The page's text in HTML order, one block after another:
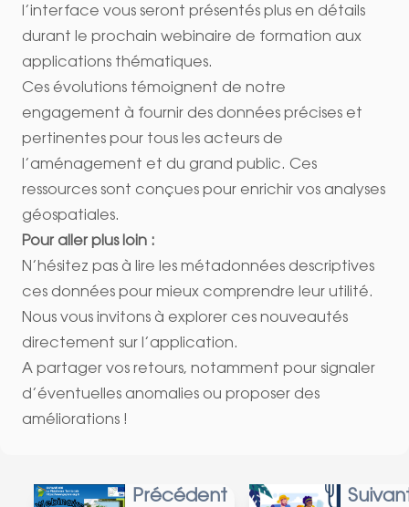
l’interface vous seront présentés plus en détails
durant le prochain webinaire de formation aux
applications thématiques.
Ces évolutions témoignent de notre
engagement à fournir des données précises et
pertinentes pour tous les acteurs de
l’aménagement et du grand public. Ces
ressources sont conçues pour enrichir vos analyses
géospatiales.
Pour aller plus loin :
N’hésitez pas à lire les métadonnées descriptives
ces données pour mieux comprendre leur utilité.
Nous vous invitons à explorer ces nouveautés
directement sur l’application.
A partager vos retours, notamment pour signaler
d’éventuelles anomalies ou proposer des
améliorations !
Précédent